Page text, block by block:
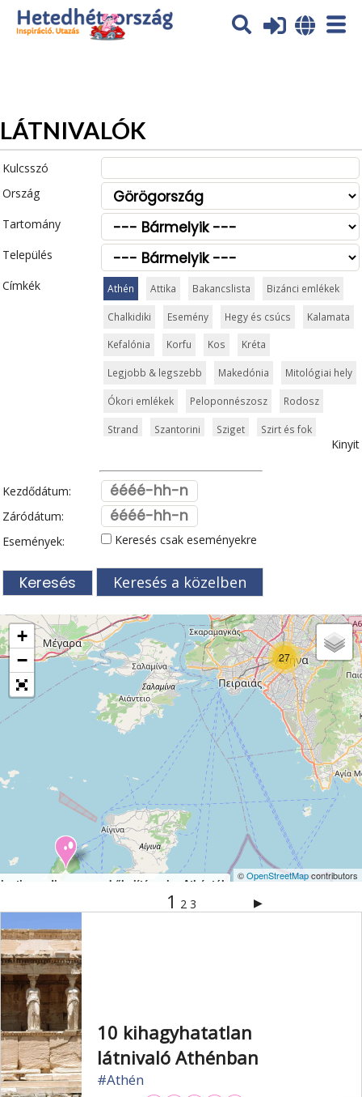
Az oldal sütiket (cookies) használ. További tájékoztatás itt:
Adatvédelmi tájékoztató
LÁTNIVALÓK
Kulcsszó
Ország
Tartomány
Település
Címkék
Athén Attika Bakancslista Bizánci emlékek
Chalkidiki Esemény Hegy és csúcs Kalamata
Kefalónia Korfu Kos Kréta
Legjobb & legszebb Makedónia Mitológiai hely
Ókori emlékek Peloponnészosz Rodosz
Strand Szantorini Sziget Szirt és fok
Thessaloniki Városkalauzok
Zagori Zakynthos
Kinyit
Kezdődátum:
Záródátum:
Események:
Keresés csak eseményekre
Keresés a közelben
27
paradicsom egy kőhajításnyira Athéntól
+
−
©OpenStreetMapcontributors
1 2 3 ▶
10 kihagyhatatlan
látnivaló Athénban
#Athén